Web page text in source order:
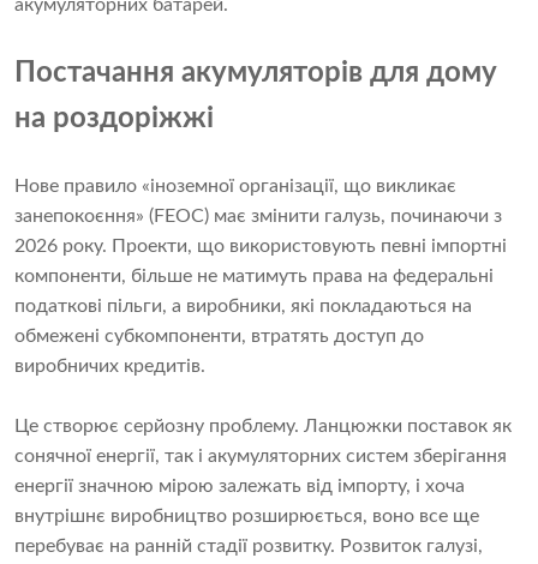
акумуляторних батарей.
Постачання акумуляторів для дому
на роздоріжжі
Нове правило «іноземної організації, що викликає
занепокоєння» (FEOC) має змінити галузь, починаючи з
2026 року. Проекти, що використовують певні імпортні
компоненти, більше не матимуть права на федеральні
податкові пільги, а виробники, які покладаються на
обмежені субкомпоненти, втратять доступ до
виробничих кредитів.
Це створює серйозну проблему. Ланцюжки поставок як
сонячної енергії, так і акумуляторних систем зберігання
енергії значною мірою залежать від імпорту, і хоча
внутрішнє виробництво розширюється, воно все ще
перебуває на ранній стадії розвитку. Розвиток галузі,